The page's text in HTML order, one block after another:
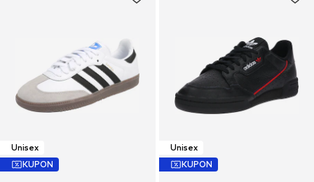
Unisex
KUPON
Unisex
KUPON